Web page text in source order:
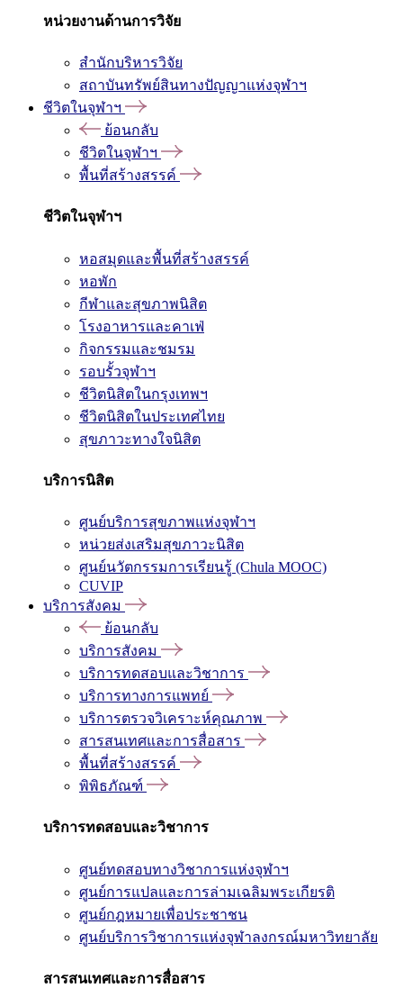
หน่วยงานด้านการวิจัย
สำนักบริหารวิจัย
สถาบันทรัพย์สินทางปัญญาแห่งจุฬาฯ
ชีวิตในจุฬาฯ
ย้อนกลับ
ชีวิตในจุฬาฯ
พื้นที่สร้างสรรค์
ชีวิตในจุฬาฯ
หอสมุดและพื้นที่สร้างสรรค์
หอพัก
กีฬาและสุขภาพนิสิต
โรงอาหารและคาเฟ่
กิจกรรมและชมรม
รอบรั้วจุฬาฯ
ชีวิตนิสิตในกรุงเทพฯ
ชีวิตนิสิตในประเทศไทย
สุขภาวะทางใจนิสิต
บริการนิสิต
ศูนย์บริการสุขภาพแห่งจุฬาฯ
หน่วยส่งเสริมสุขภาวะนิสิต
ศูนย์นวัตกรรมการเรียนรู้ (Chula MOOC)
CUVIP
บริการสังคม
ย้อนกลับ
บริการสังคม
บริการทดสอบและวิชาการ
บริการทางการแพทย์
บริการตรวจวิเคราะห์คุณภาพ
สารสนเทศและการสื่อสาร
พื้นที่สร้างสรรค์
พิพิธภัณฑ์
บริการทดสอบและวิชาการ
ศูนย์ทดสอบทางวิชาการแห่งจุฬาฯ
ศูนย์การแปลและการล่ามเฉลิมพระเกียรติ
ศูนย์กฎหมายเพื่อประชาชน
ศูนย์บริการวิชาการแห่งจุฬาลงกรณ์มหาวิทยาลัย
สารสนเทศและการสื่อสาร